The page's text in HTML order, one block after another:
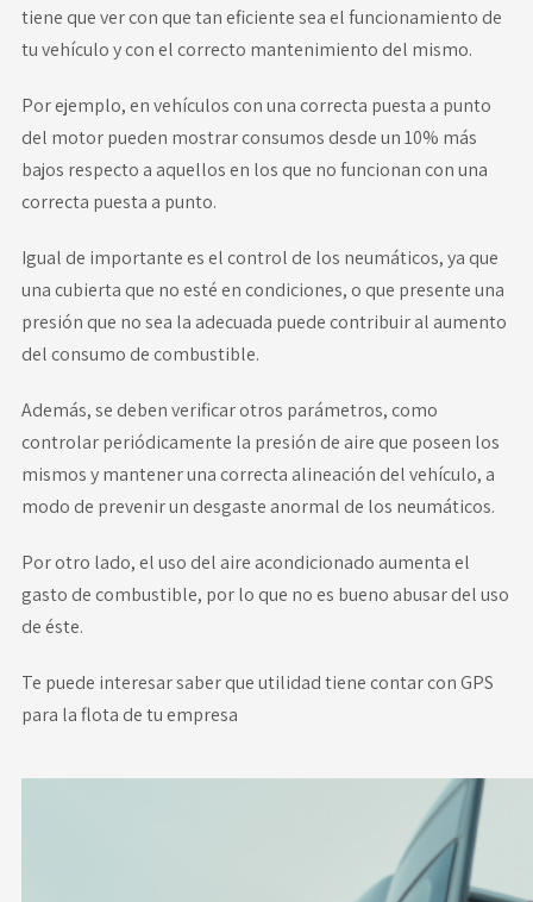
tiene que ver con que tan eficiente sea el funcionamiento de
tu vehículo y con el correcto mantenimiento del mismo.
Por ejemplo, en vehículos con una correcta puesta a punto
del motor pueden mostrar consumos desde un 10% más
bajos respecto a aquellos en los que no funcionan con una
correcta puesta a punto.
Igual de importante es el control de los neumáticos, ya que
una cubierta que no esté en condiciones, o que presente una
presión que no sea la adecuada puede contribuir al aumento
del consumo de combustible.
Además, se deben verificar otros parámetros, como
controlar periódicamente la presión de aire que poseen los
mismos y mantener una correcta alineación del vehículo, a
modo de prevenir un desgaste anormal de los neumáticos.
Por otro lado, el uso del aire acondicionado aumenta el
gasto de combustible, por lo que no es bueno abusar del uso
de éste.
Te puede interesar saberque utilidad tiene contar con GPS
para la flota de tu empresa